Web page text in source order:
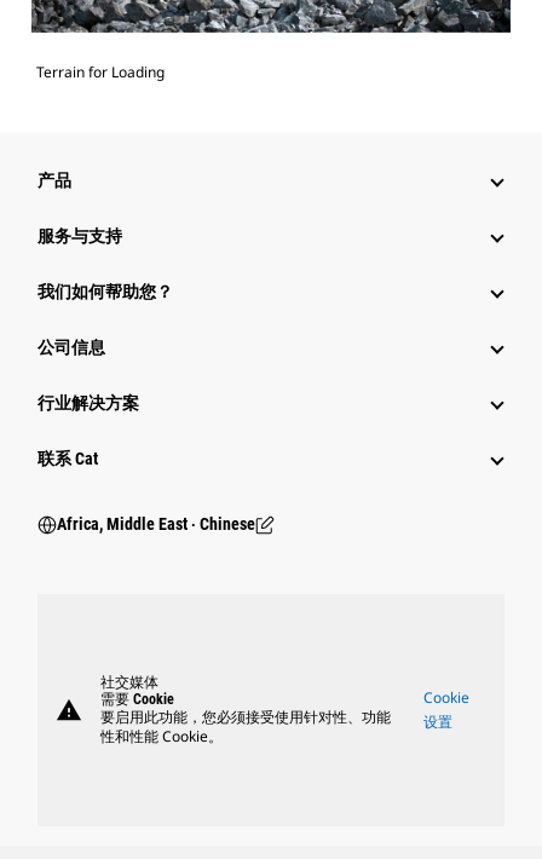
Terrain for Loading
产品
服务与支持
我们如何帮助您？
公司信息
行业解决方案
行业
联系 Cat
Africa, Middle East ‧ Chinese
warning
社交媒体
需要 Cookie
要启用此功能，您必须接受使用针对性、功能
性和性能 Cookie。
Cookie
设置